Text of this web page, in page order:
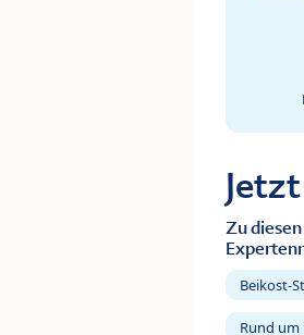
Zu
Beikost-
Rund um